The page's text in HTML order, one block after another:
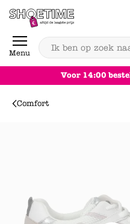
Skip to content
Menu
besteld, vandaag verstuurd*
Comfort